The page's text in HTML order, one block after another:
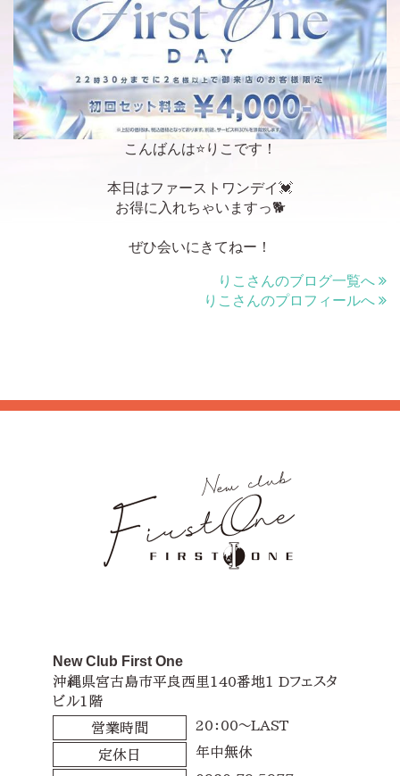
こんばんは⭐️りこです！
本日はファーストワンデイ💓
お得に入れちゃいますっ🐕
ぜひ会いにきてねー！
りこさんのブログ一覧へ
りこさんのプロフィールへ
New Club First One
沖縄県宮古島市平良西里140番地1 Dフェスタ
ビル1階
営業時間
20：00～LAST
定休日 年中無休